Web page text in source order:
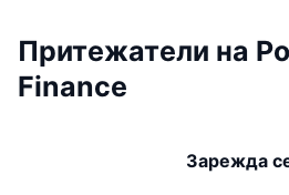
Притежатели на
Finance
Зарежда